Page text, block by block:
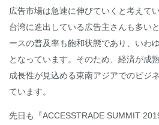
広告市場は急速に伸びていくと考えて
台湾に進出している広告主さんも多い
ースの普及率も飽和状態であり、いわ
となっています。そのため、経済が成
成長性が見込める東南アジアでのビジ
ています。
先日も『ACCESSTRADE SUMMIT